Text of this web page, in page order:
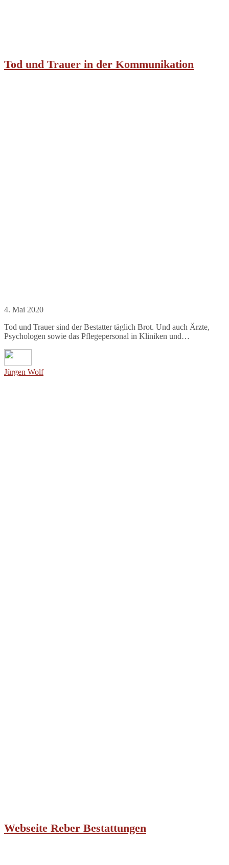
Tod und Trauer in der Kommunikation
4. Mai 2020
Tod und Trauer sind der Bestatter täglich Brot. Und auch Ärzte,
Psychologen sowie das Pflegepersonal in Kliniken und…
Jürgen Wolf
Webseite Reber Bestattungen